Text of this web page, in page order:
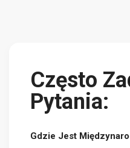
Często
Pytania:
Gdzie Jest